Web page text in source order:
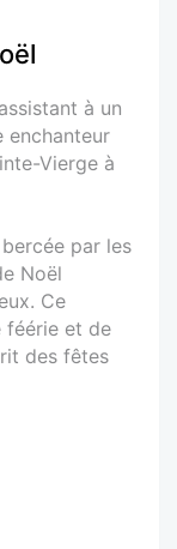
à un
enchanteur
Vierge à
par les
Noël
Ce
féérie et de
des fêtes